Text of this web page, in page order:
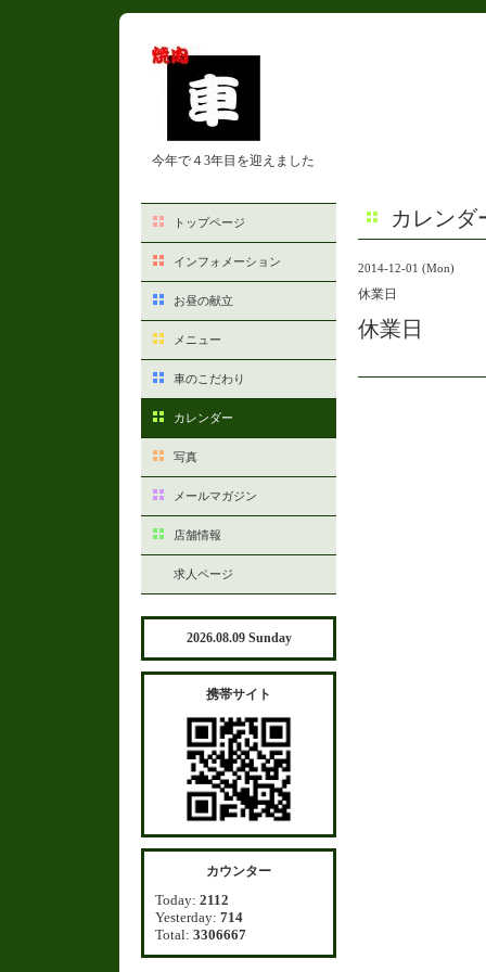
今年で４3年目を迎えました
カレンダ
2014-12-01 (Mon)
休業日
休業日
トップページ
インフォメーション
お昼の献立
メニュー
車のこだわり
カレンダー
写真
メールマガジン
店舗情報
求人ページ
2026.08.09 Sunday
携帯サイト
カウンター
Today: 2112
Yesterday: 714
Total: 3306667